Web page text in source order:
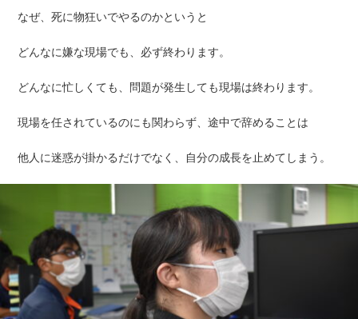
なぜ、死に物狂いでやるのかというと
どんなに嫌な現場でも、必ず終わります。
どんなに忙しくても、問題が発生しても現場は終わります。
現場を任されているのにも関わらず、途中で辞めることは
他人に迷惑が掛かるだけでなく、自分の成長を止めてしまう。